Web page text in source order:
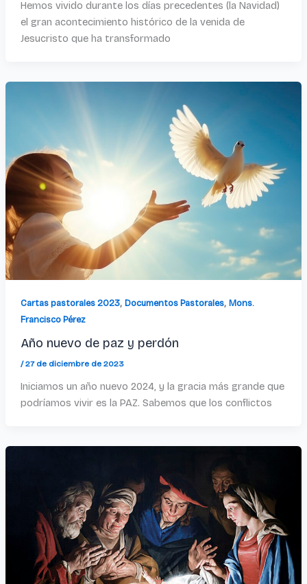
Hemos vivido durante los días precedentes (la Navidad)
el gran acontecimiento histórico de la venida de
Jesucristo que ha transformado
Cartas pastorales 2023, Documentos Pastorales, Mons.
Francisco Pérez
Año nuevo de paz y perdón
/27 de diciembre de 2023
Iniciamos un año nuevo 2024, y la gracia más grande que
podríamos vivir es la PAZ. Sabemos que los conflictos